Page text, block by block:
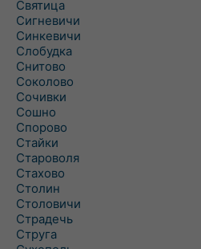
Святица
Сигневичи
Синкевичи
Слобудка
Снитово
Соколово
Сочивки
Сошно
Спорово
Стайки
Староволя
Стахово
Столин
Столовичи
Страдечь
Струга